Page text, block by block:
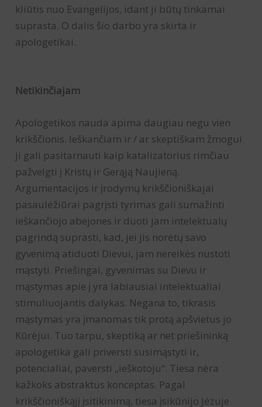
kliūtis nuo Evangelijos, idant ji būtų tinkamai
suprasta. O dalis šio darbo yra skirta ir
apologetikai.
Netikinčiajam
Apologetikos nauda apima daugiau negu vien
krikščionis. Ieškančiam ir / ar skeptiškam žmogui
ji gali pasitarnauti kaip katalizatorius rimčiau
pažvelgti į Kristų ir Gerąją Naujieną.
Argumentacijos ir įrodymų krikščioniškajai
pasaulėžiūrai pagrįsti tyrimas gali sumažinti
ieškančiojo abejones ir duoti jam intelektualų
pagrindą suprasti, kad, jei jis norėtų savo
gyvenimą atiduoti Dievui, jam nereikės nustoti
mąstyti. Priešingai, gyvenimas su Dievu ir
mąstymas apie į yra labiausiai intelektualiai
stimuliuojantis dalykas. Negana to, tikrasis
mąstymas yra įmanomas tik protą apšvietus jo
Kūrėjui. Tuo tarpu, skeptiką ar net priešininką
apologetika gali priversti susimąstyti ir,
potencialiai, paversti „ieškotoju“. Tiesa nėra
kažkoks abstraktus konceptas. Pagal
krikščioniškąjį įsitikinimą, tiesa įsikūnijo Jėzuje